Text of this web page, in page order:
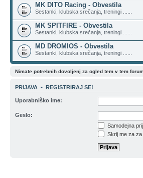
MK DITO Racing - Obvestila
Sestanki, klubska srečanja, treningi ......
MK SPITFIRE - Obvestila
Sestanki, klubska srečanja, treningi ......
MD DROMIOS - Obvestila
Sestanki, klubska srečanja, treningi ......
Nimate potrebnih dovoljenj za ogled tem v tem
PRIJAVA • REGISTRIRAJ SE!
Uporabniško ime:
Geslo:
Samodejna
Skrij me za za